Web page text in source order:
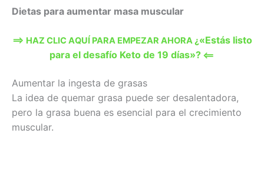
Dietas para aumentar masa muscular
==> HAZ CLIC AQUÍ PARA EMPEZAR AHORA ¿«Estás listo
para el desafío Keto de 19 días»? <==
Aumentar la ingesta de grasas
La idea de quemar grasa puede ser desalentadora,
pero la grasa buena es esencial para el crecimiento
muscular.